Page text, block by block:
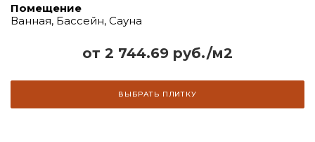
от 2 744.69 руб./м2
ВЫБРАТЬ ПЛИТКУ
Помещение
Ванная, Бассейн, Сауна